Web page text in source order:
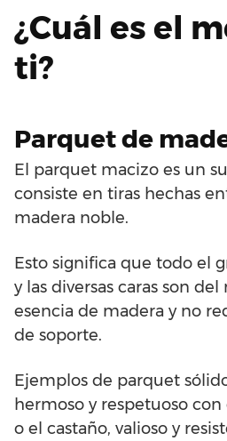
¿Cuál es el
ti?
Parquet de
El parquet macizo es un
consiste en tiras hechas
madera noble.
Esto significa que todo el
y las diversas caras son
esencia de madera y no
de soporte.
Ejemplos de parquet
hermoso y respetuoso
o el castaño, valioso y